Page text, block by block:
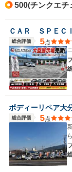
500(チンクエチ
ＣＡＲ ＳＰＥＣ
総合評価 5点
ボディーリペア大
総合評価 5点